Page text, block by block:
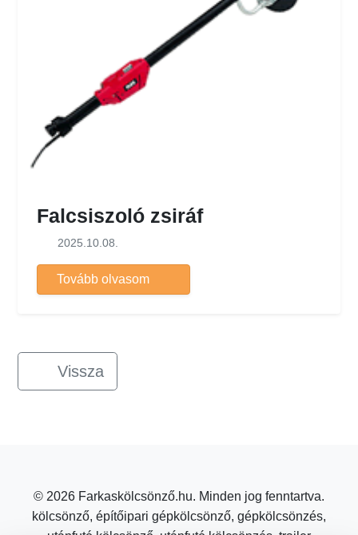
Falcsiszoló zsiráf
2025.10.08.
Tovább olvasom
Vissza
© 2026 Farkaskölcsönző.hu. Minden jog fenntartva.
kölcsönző, építőipari gépkölcsönző, gépkölcsönzés,